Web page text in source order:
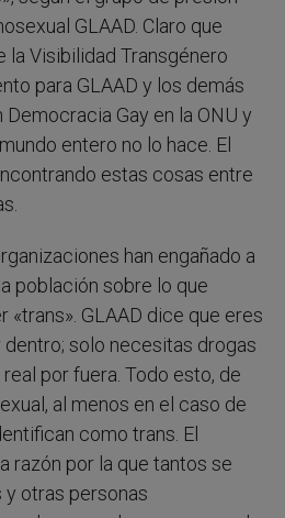
GLAAD. Claro que
la Visibilidad Transgénero
para GLAAD y los demás
Democracia Gay en la ONU y
entero no lo hace. El
estas cosas entre
han engañado a
población sobre lo que
«trans». GLAAD dice que eres
dentro; solo necesitas drogas
por fuera. Todo esto, de
al menos en el caso de
como trans. El
razón por la que tantos se
otras personas